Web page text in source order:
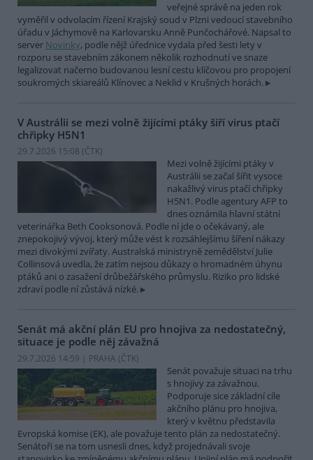
veřejné správě na jeden rok
vyměřil v odvolacím řízení Krajský soud v Plzni vedoucí stavebního
úřadu v Jáchymově na Karlovarsku Anně Punčochářové. Napsal to
server Novinky, podle nějž úřednice vydala před šesti lety v
rozporu se stavebním zákonem několik rozhodnutí ve snaze
legalizovat načerno budovanou lesní cestu klíčovou pro propojení
soukromých skiareálů Klínovec a Neklid v Krušných horách.
V Austrálii se mezi volně žijícími ptáky šíří virus ptačí
chřipky H5N1
29.7.2026 15:08 (ČTK)
Mezi volně žijícími ptáky v
Austrálii se začal šířit vysoce
nakažlivý virus ptačí chřipky
H5N1. Podle agentury AFP to
dnes oznámila hlavní státní
veterinářka Beth Cooksonová. Podle ní jde o očekávaný, ale
znepokojivý vývoj, který může vést k rozsáhlejšímu šíření nákazy
mezi divokými zvířaty. Australská ministryně zemědělství Julie
Collinsová uvedla, že zatím nejsou důkazy o hromadném úhynu
ptáků ani o zasažení drůbežářského průmyslu. Riziko pro lidské
zdraví podle ní zůstává nízké.
Senát má akční plán EU pro hnojiva za nedostatečný,
situace je podle něj závažná
29.7.2026 14:59 | PRAHA (ČTK)
Senát považuje situaci na trhu
s hnojivy za závažnou.
Podporuje sice základní cíle
akčního plánu pro hnojiva,
který v květnu představila
Evropská komise (EK), ale považuje tento plán za nedostatečný.
Senátoři se na tom usnesli dnes, když projednávali svoje